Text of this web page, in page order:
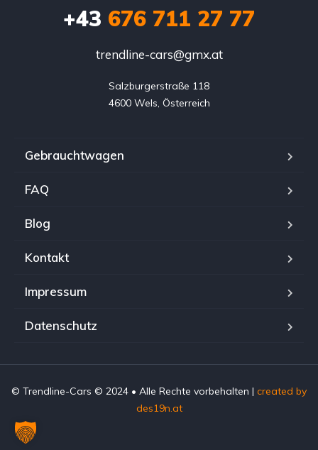
+43 676 711 27 77
trendline-cars@gmx.at
Salzburgerstraße 118
4600 Wels, Österreich
Gebrauchtwagen
FAQ
Blog
Kontakt
Impressum
Datenschutz
© Trendline-Cars © 2024 • Alle Rechte vorbehalten | created by
des19n.at